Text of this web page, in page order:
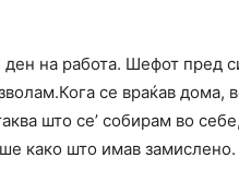
ден на работа. Шефот пред
се враќав дома,
што се’ собирам во
како што имав замислено.